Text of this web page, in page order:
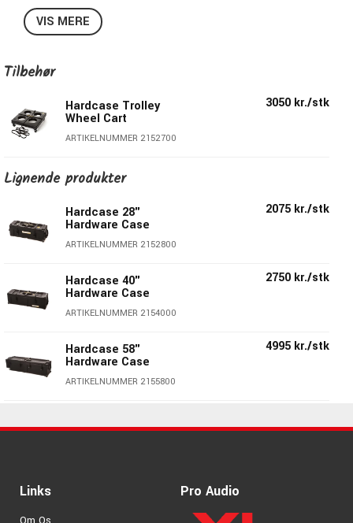
Carry Handle
Lid Handle
Stacking Feature
Color: Black
VIS MERE
Tilbehør
Hardcase Trolley
Wheel Cart
ARTIKELNUMMER 2152700
3050 kr./stk
Lignende produkter
Hardcase 28"
Hardware Case
ARTIKELNUMMER 2152800
2075 kr./stk
Hardcase 40"
Hardware Case
ARTIKELNUMMER 2154000
2750 kr./stk
Hardcase 58"
Hardware Case
ARTIKELNUMMER 2155800
4995 kr./stk
Hardware Case
Links Pro Audio